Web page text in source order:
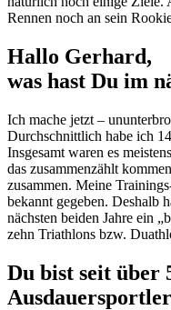
Rennen noch an sein
Hallo Gerhard,
was hast Du im
Ich mache jetzt –
Durchschnittlich habe ich
Insgesamt waren es
das zusammenzählt
zusammen. Meine
bekannt gegeben. Deshalb
nächsten beiden Jahre ein
zehn Triathlons bzw.
Du bist seit über